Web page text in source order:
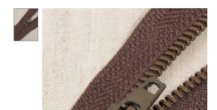
Product image slideshow Items